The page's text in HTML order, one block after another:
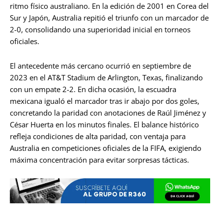
ritmo físico australiano. En la edición de 2001 en Corea del
Sur y Japón, Australia repitió el triunfo con un marcador de
2-0, consolidando una superioridad inicial en torneos
oficiales.
El antecedente más cercano ocurrió en septiembre de
2023 en el AT&T Stadium de Arlington, Texas, finalizando
con un empate 2-2. En dicha ocasión, la escuadra
mexicana igualó el marcador tras ir abajo por dos goles,
concretando la paridad con anotaciones de Raúl Jiménez y
César Huerta en los minutos finales. El balance histórico
refleja condiciones de alta paridad, con ventaja para
Australia en competiciones oficiales de la FIFA, exigiendo
máxima concentración para evitar sorpresas tácticas.